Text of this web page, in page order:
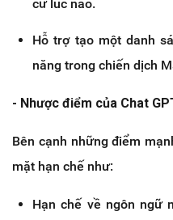
cứ lúc nào.
Hỗ trợ tạo một danh
năng trong chiến dịch
- Nhược điểm của Chat
Bên cạnh những điểm
mặt hạn chế như:
Hạn chế về ngôn ngữ